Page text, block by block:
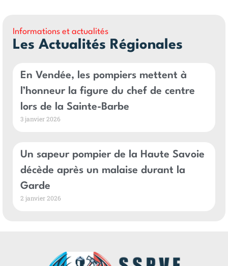
Informations et actualités
Les Actualités Régionales
En Vendée, les pompiers mettent à
l’honneur la figure du chef de centre
lors de la Sainte-Barbe
3 janvier 2026
Un sapeur pompier de la Haute Savoie
décède après un malaise durant la
Garde
2 janvier 2026